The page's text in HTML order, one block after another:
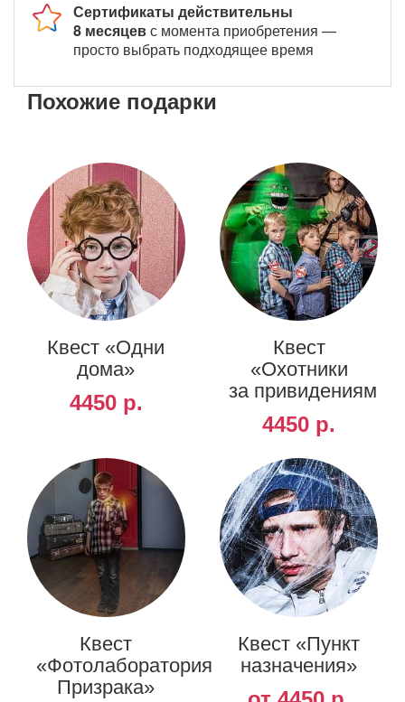
Сертификаты действительны
8 месяцевс момента приобретения —
просто выбрать подходящее время
Похожие подарки
Квест «Одни
дома»
4450 р.
Квест
«Охотники
за привидениями»
4450 р.
Квест
«Фотолаборатория
Призрака»
Квест «Пункт
назначения»